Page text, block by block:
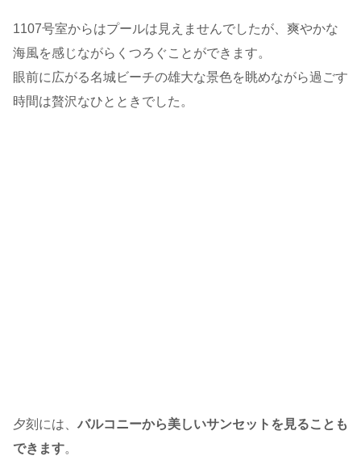
1107号室からはプールは見えませんでしたが、爽やかな
海風を感じながらくつろぐことができます。
眼前に広がる名城ビーチの雄大な景色を眺めながら過ごす
時間は贅沢なひとときでした。
夕刻には、 バルコニーから美しいサンセットを見ることも
できます。